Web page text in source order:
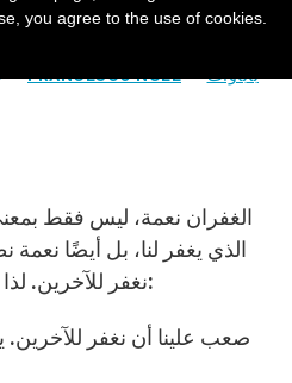
تغريدة
FRANCESCO NULL باباوات
الغفران نعمة، ليس فقط
الذي يغفر لنا، بل أيضًا
نغفر للآخرين. لذا كتب البابا على موقع تويتر:
you agree to the use of cookies.